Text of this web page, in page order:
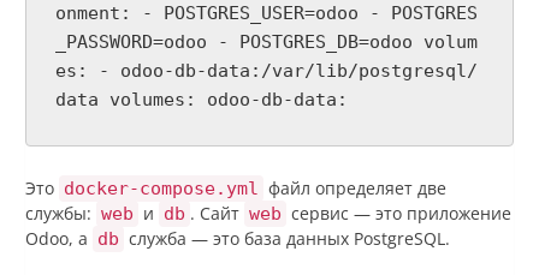
onment: - POSTGRES_USER=odoo - POSTGRES
_PASSWORD=odoo - POSTGRES_DB=odoo volum
es: - odoo-db-data:/var/lib/postgresql/
data volumes: odoo-db-data:
Это docker-compose.yml файл определяет две
службы: web и db . Сайт web сервис — это приложение
Odoo, а db служба — это база данных PostgreSQL.